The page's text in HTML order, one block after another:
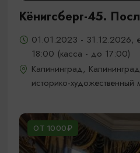
Кёнигсберг-45.
01.01.2023 - 31.12.2026,
18:00 (касса - до 17:00)
Калининград,
историко-художественный
ОТ 1000₽